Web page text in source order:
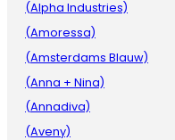
(Alpha Industries)
(Amoressa)
(Amsterdams Blauw)
(Anna + Nina)
(Annadiva)
(Aveny)